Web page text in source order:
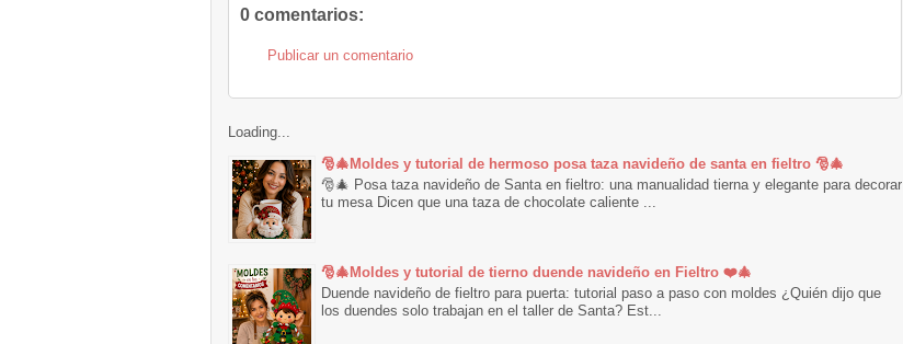
0 comentarios:
Publicar un comentario
Loading...
🎅🎄Moldes y tutorial de hermoso posa taza navideño de santa en fieltro 🎅🎄
🎅🎄 Posa taza navideño de Santa en fieltro: una manualidad tierna y elegante para decorar
tu mesa Dicen que una taza de chocolate caliente ...
🎅🎄Moldes y tutorial de tierno duende navideño en Fieltro ❤️🎄
Duende navideño de fieltro para puerta: tutorial paso a paso con moldes ¿Quién dijo que
los duendes solo trabajan en el taller de Santa? Est...